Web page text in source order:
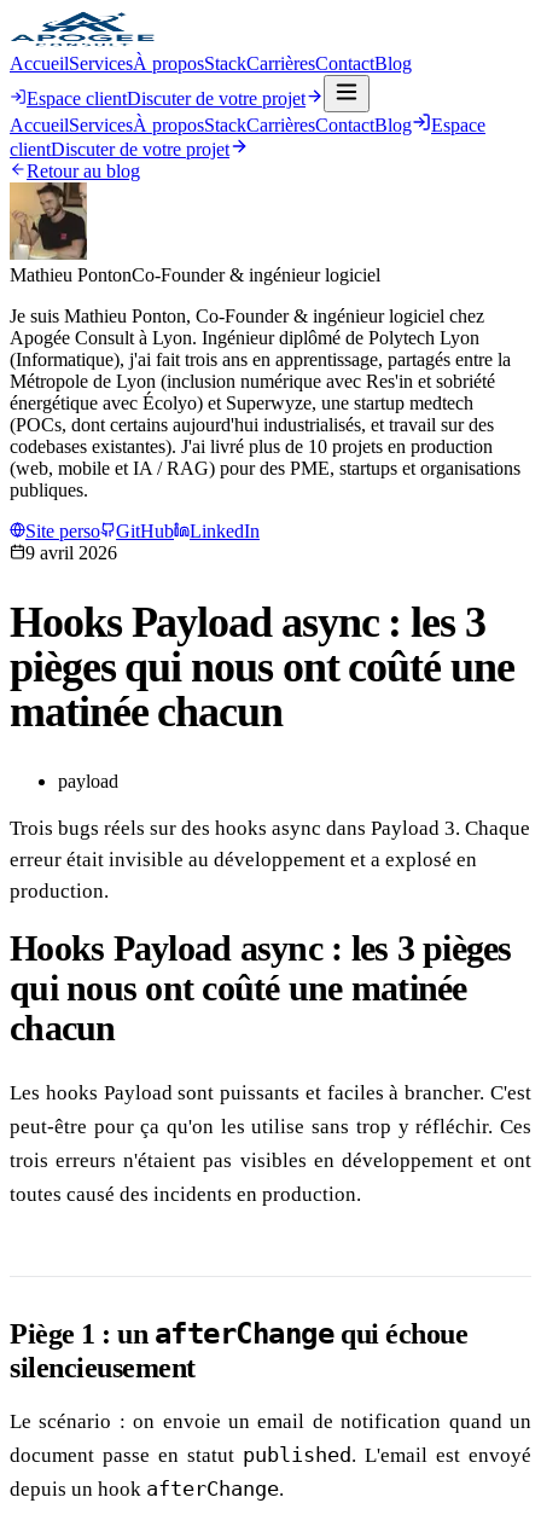
AccueilServicesÀ proposStackCarrièresContactBlog
Espace clientDiscuter de votre projet
AccueilServicesÀ proposStackCarrièresContactBlog
Espace
clientDiscuter de votre projet
Retour au blog
Mathieu PontonCo-Founder & ingénieur logiciel
Je suis Mathieu Ponton, Co-Founder & ingénieur logiciel chez
Apogée Consult à Lyon. Ingénieur diplômé de Polytech Lyon
(Informatique), j'ai fait trois ans en apprentissage, partagés entre la
Métropole de Lyon (inclusion numérique avec Res'in et sobriété
énergétique avec Écolyo) et Superwyze, une startup medtech
(POCs, dont certains aujourd'hui industrialisés, et travail sur des
codebases existantes). J'ai livré plus de 10 projets en production
(web, mobile et IA / RAG) pour des PME, startups et organisations
publiques.
Site perso
GitHub
LinkedIn
9 avril 2026
Hooks Payload async : les 3
pièges qui nous ont coûté une
matinée chacun
payload
Trois bugs réels sur des hooks async dans Payload 3. Chaque
erreur était invisible au développement et a explosé en
production.
Hooks Payload async : les 3 pièges
qui nous ont coûté une matinée
chacun
Les hooks Payload sont puissants et faciles à brancher. C'est
peut-être pour ça qu'on les utilise sans trop y réfléchir. Ces
trois erreurs n'étaient pas visibles en développement et ont
toutes causé des incidents en production.
Piège 1 : un afterChangequi échoue
silencieusement
Le scénario : on envoie un email de notification quand un
document passe en statut published. L'email est envoyé
depuis un hook afterChange.